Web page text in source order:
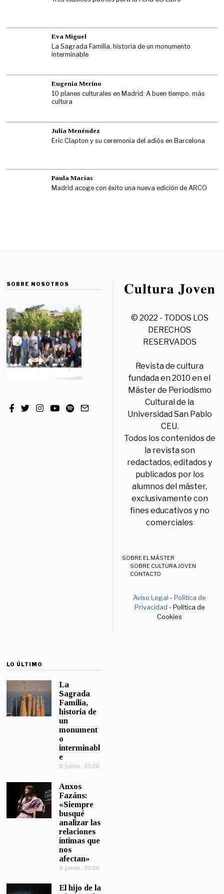
Eva Miguel
La Sagrada Familia, historia de un monumento
interminable
Eugenia Merino
10 planes culturales en Madrid: A buen tiempo, más
cultura
Julia Menéndez
Eric Clapton y su ceremonia del adiós en Barcelona
Paula Macías
Madrid acoge con éxito una nueva edición de ARCO
SOBRE NOSOTROS
© 2022 - TODOS LOS
DERECHOS
RESERVADOS
Revista de cultura
fundada en 2010 en el
Máster de Periodismo
Cultural de la
Universidad San Pablo
CEU.
Todos los contenidos de
la revista son
redactados, editados y
publicados por los
alumnos del máster,
exclusivamente con
fines educativos y no
comerciales
SOBRE EL MÁSTER
SOBRE CULTURA JOVEN
CONTACTO
Aviso Legal -Política de
Privacidad - Política de
Cookies
LO ÚLTIMO
La
Sagrada
Familia,
historia de
un
monument
o
interminabl
e
8 junio, 2026
Anxos
Fazáns:
«Siempre
busqué
analizar las
relaciones
íntimas que
nos
afectan»
5 junio, 2026
El hijo de la